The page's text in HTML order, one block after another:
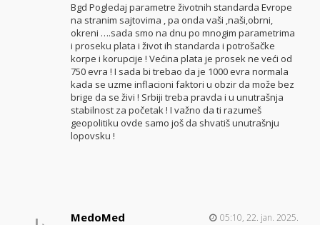
Bgd Pogledaj parametre životnih standarda Evrope
na stranim sajtovima , pa onda vaši ,naši,obrni,
okreni ….sada smo na dnu po mnogim parametrima
i proseku plata i život ih standarda i potrošačke
korpe i korupcije ! Većina plata je prosek ne veći od
750 evra ! I sada bi trebao da je 1000 evra normala
kada se uzme inflacioni faktori u obzir da može bez
brige da se živi ! Srbiji treba pravda i u unutrašnja
stabilnost za početak ! I važno da ti razumeš
geopolitiku ovde samo još da shvatiš unutrašnju
lopovsku !
MedoMed 05:10, 22. jan. 2025.